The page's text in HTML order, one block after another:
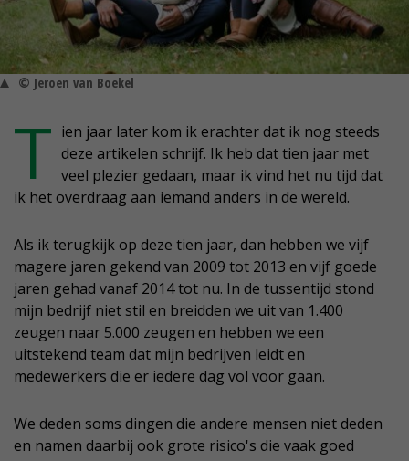
© Jeroen van Boekel
T ien jaar later kom ik erachter dat ik nog steeds
deze artikelen schrijf. Ik heb dat tien jaar met
veel plezier gedaan, maar ik vind het nu tijd dat
ik het overdraag aan iemand anders in de wereld.
Als ik terugkijk op deze tien jaar, dan hebben we vijf
magere jaren gekend van 2009 tot 2013 en vijf goede
jaren gehad vanaf 2014 tot nu. In de tussentijd stond
mijn bedrijf niet stil en breidden we uit van 1.400
zeugen naar 5.000 zeugen en hebben we een
uitstekend team dat mijn bedrijven leidt en
medewerkers die er iedere dag vol voor gaan.
We deden soms dingen die andere mensen niet deden
en namen daarbij ook grote risico's die vaak goed